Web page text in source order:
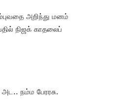
அறிந்து மனம்
நிஜக் காதலைப்
நம்ம பேரரசு.